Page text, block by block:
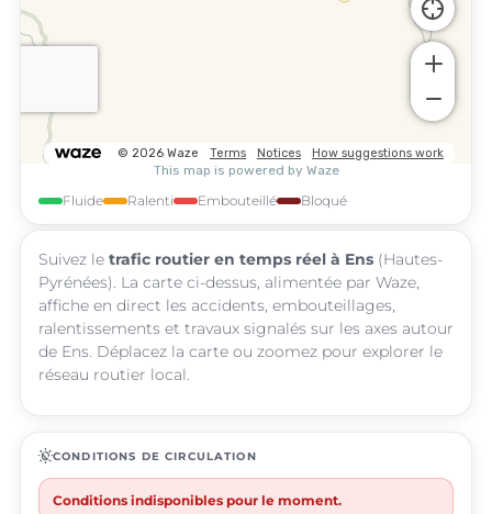
Fluide Ralenti Embouteillé Bloqué
Suivez le trafic routier en temps réel à Ens (Hautes-
Pyrénées). La carte ci-dessus, alimentée par Waze,
affiche en direct les accidents, embouteillages,
ralentissements et travaux signalés sur les axes autour
de Ens. Déplacez la carte ou zoomez pour explorer le
réseau routier local.
routineCONDITIONS DE CIRCULATION
Conditions indisponibles pour le moment.